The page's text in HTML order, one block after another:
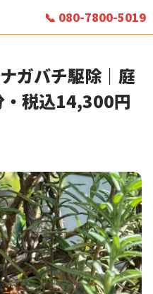
📞 080-7800-5019
ガバチ駆除｜庭
税込14,300円